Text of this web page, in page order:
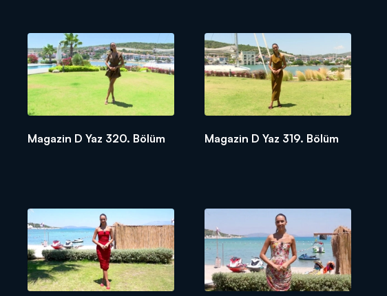
Magazin D Yaz 320. Bölüm Magazin D Yaz 319. Bölüm